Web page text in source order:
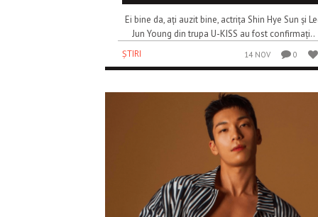
Ei bine da, ați auzit bine, actrița Shin Hye Sun și
Jun Young din trupa U-KISS au fost confirmați..
ȘTIRI
14 NOV 0